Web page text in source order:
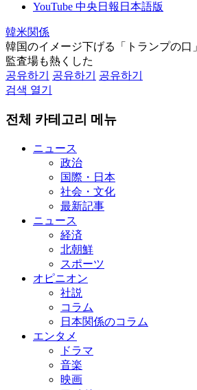
YouTube 中央日報日本語版
韓米関係
韓国のイメージ下げる「トランプの口
監査場も熱くした
공유하기
공유하기
공유하기
검색 열기
전체 카테고리 메뉴
ニュース
政治
国際・日本
社会・文化
最新記事
ニュース
経済
北朝鮮
スポーツ
オピニオン
社説
コラム
日本関係のコラム
エンタメ
ドラマ
音楽
映画